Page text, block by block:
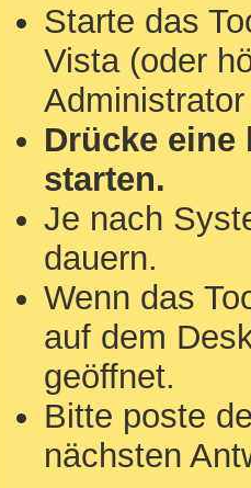
Starte das
Vista (oder
Drücke eine
starten.
Je nach
dauern.
Wenn das
auf dem
geöffnet.
Bitte poste
nächsten